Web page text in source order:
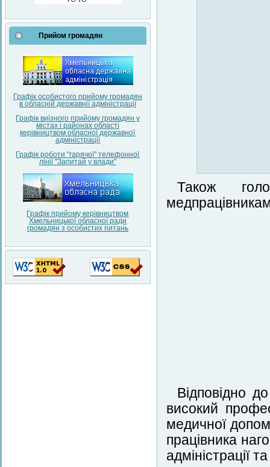
Прийом громадян
Графік особистого прийому громадян
в обласній державнії адміністрації
Графік виїзного прийому громадян у
містах і районах області
керівництвом обласної державної
адміністрації
Графік роботи "гарячої" телефонної
лінії "Запитай у влади"
Графік прийому керівництвом
Хмельницької обласної ради
громадян з особистих питань
Також
Відповідно
високий
медичної
працівника
адміністрації